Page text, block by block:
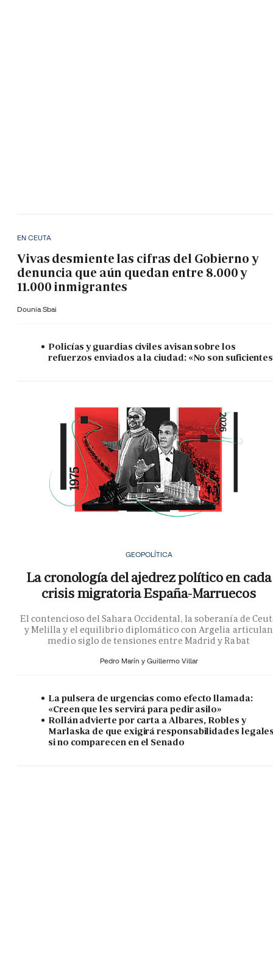
EN CEUTA
Vivas desmiente las cifras del Gobierno y
denuncia que aún quedan entre 8.000 y
11.000 inmigrantes
Dounia Sbai
Policías y guardias civiles avisan sobre los
refuerzos enviados a la ciudad: «No son
GEOPOLÍTICA
La cronología del ajedrez político en cada
crisis migratoria España-Marruecos
El contencioso del Sahara Occidental, la soberanía de
y Melilla y el equilibrio diplomático con Argelia articulan
medio siglo de tensiones entre Madrid y Rabat
Pedro Marín y Guillermo Villar
La pulsera de urgencias como efecto llamada:
«Creen que les servirá para pedir asilo»
Rollán advierte por carta a Albares, Robles y
Marlaska de que exigirá responsabilidades
si no comparecen en el Senado